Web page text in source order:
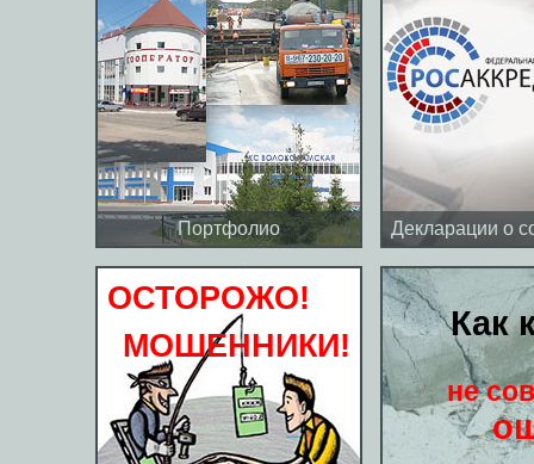
Портфолио Декларации о
ОСТОРОЖО!
МОШЕННИКИ!
Как
не